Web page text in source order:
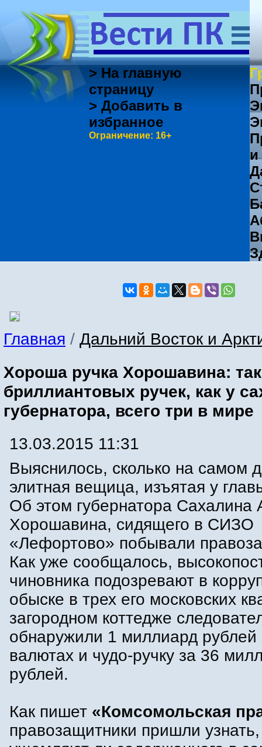
> На главную
страницу
> Добавить в
избранное
Ограничение: 16+
Главная / Дальний Восток и
Хороша ручка Хорошавина:
бриллиантовых ручек, как у
губернатора, всего три в мире
13.03.2015 11:31
Выяснилось, сколько на самом
элитная вещица, изъятая у
Об этом губернатора Сахалина
Хорошавина, сидящего в СИЗО
«Лефортово» побывали
Как уже сообщалось,
чиновника подозревают в
обыске в трех его московских
загородном коттедже
обнаружили 1 миллиард рублей
валютах и чудо-ручку за 36
рублей.
Как пишет «Комсомольская
правозащитники пришли